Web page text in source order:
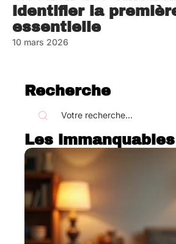
identifier la
essentielle
10 mars 2026
Recherche
Les immanquables